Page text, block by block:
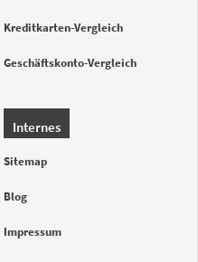
Kreditkarten-Vergleich
Geschäftskonto-Vergleich
Internes
Sitemap
Blog
Impressum